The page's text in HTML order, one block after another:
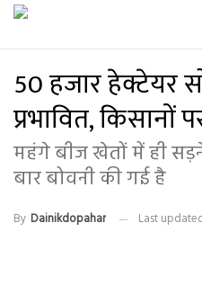
50 हजार हेक्टेयर
प्रभावित, किसानों
महंगे बीज खेतों में ही
बार बोवनी की गई है
By Dainikdopahar Last